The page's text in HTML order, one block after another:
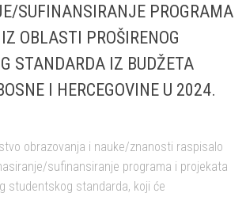
SUFINANSIRANJE PROGRAMA
OBLASTI PROŠIRENOG
STANDARDA IZ BUDŽETA
I HERCEGOVINE U 2024.
obrazovanja i nauke/znanosti raspisalo
sufinansiranje programa i projekata
studentskog standarda, koji će